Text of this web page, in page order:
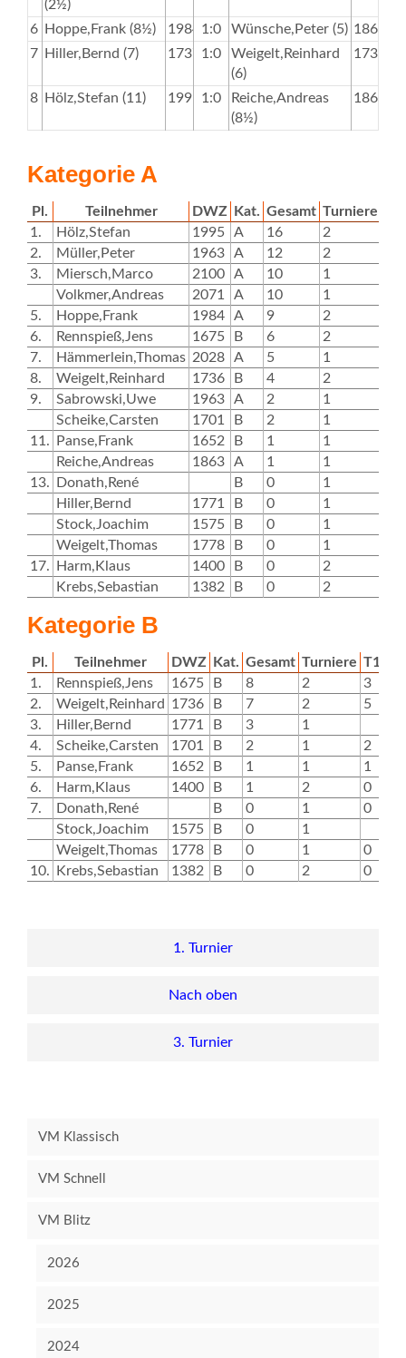
(2½)
6
Hoppe,Frank (8½) 1984 1:0 Wünsche,Peter (5) 1866
7
Hiller,Bernd (7) 1737 1:0
Weigelt,Reinhard
(6)
1736
8 Hölz,Stefan (11) 1995 1:0
Reiche,Andreas
(8½)
1863
Kategorie A
Pl. Teilnehmer DWZ Kat. Gesamt Turniere
1.
Hölz,Stefan 1995 A 16 2
2.
Müller,Peter 1963 A 12 2
3.
Miersch,Marco 2100 A 10
1
Volkmer,Andreas
2071 A 10 1
5.
Hoppe,Frank 1984 A 9 2
6.
Rennspieß,Jens 1675 B 6 2
7.
Hämmerlein,Thomas 2028 A 5
1
8.
Weigelt,Reinhard 1736 B 4 2
9.
Sabrowski,Uwe 1963 A 2
1
Scheike,Carsten
1701 B 2 1
11.
Panse,Frank 1652 B 1 1
Reiche,Andreas
1863 A 1
1
13.
Donath,René B 0 1
Hiller,Bernd
1771 B 0
1
Stock,Joachim
1575 B 0
1
Weigelt,Thomas
1778 B 0 1
17.
Harm,Klaus 1400 B 0 2
Krebs,Sebastian
1382 B 0 2
Kategorie B
Pl. Teilnehmer DWZ Kat. Gesamt Turniere T1
1.
Rennspieß,Jens 1675 B 8 2 3
2.
Weigelt,Reinhard 1736 B 7 2 5
3.
Hiller,Bernd 1771 B 3 1
4.
Scheike,Carsten 1701 B 2 1
2
5.
Panse,Frank 1652 B 1 1
1
6.
Harm,Klaus 1400 B 1 2 0
7.
Donath,René B 0 1
0
Stock,Joachim
1575 B 0 1
Weigelt,Thomas
1778 B 0 1
0
10.
Krebs,Sebastian 1382 B 0 2 0
1. Turnier
Nach oben
3. Turnier
VM Klassisch
VM Schnell
VM Blitz
2026
2025
2024